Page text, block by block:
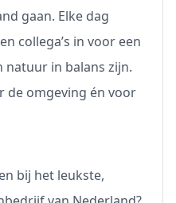
gaan. Elke dag
collega’s in voor een
in balans zijn.
de omgeving én voor
bij het leukste,